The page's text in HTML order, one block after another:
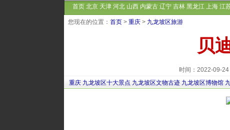
首页 北京 天津 河北 山西 内蒙古 辽宁 吉林 黑龙江 上海 江
您现在的位置： 首页 > 重庆 > 九龙坡区旅游
贝
时间：2022-09-
重庆 九龙坡区十大景点 九龙坡区文物古迹 九龙坡区博物馆